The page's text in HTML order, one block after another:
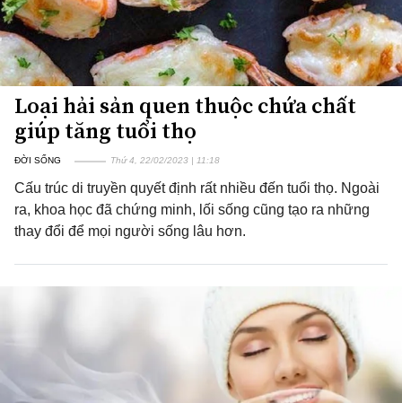
Loại hải sản quen thuộc chứa chất
giúp tăng tuổi thọ
ĐỜI SỐNG Thứ 4, 22/02/2023 | 11:18
Cấu trúc di truyền quyết định rất nhiều đến tuổi thọ. Ngoài
ra, khoa học đã chứng minh, lối sống cũng tạo ra những
thay đổi để mọi người sống lâu hơn.